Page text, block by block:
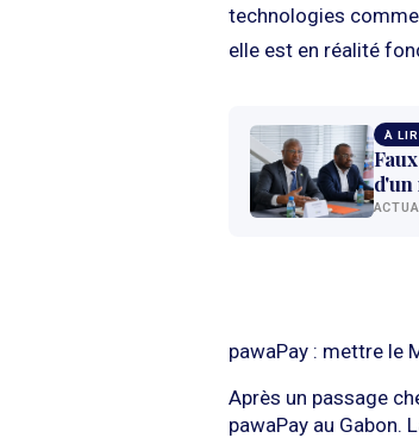
technologies
elle est en réalité
À
d'un
pawaPay : mettre le
Après un passage
pawaPay au Gabon.